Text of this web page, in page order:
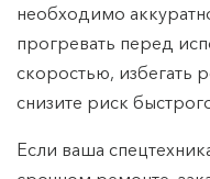
необходимо
прогревать перед
скоростью, избегать
снизите риск
Если ваша